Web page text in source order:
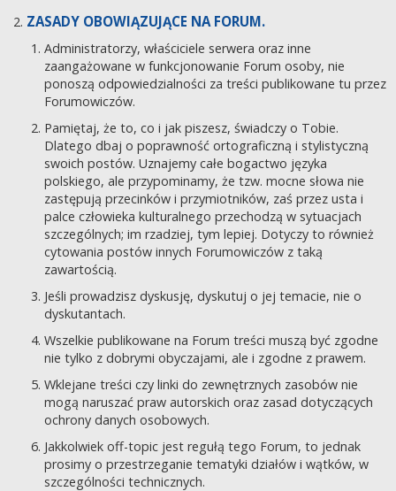
ZASADY OBOWIĄZUJĄCE NA FORUM.
Administratorzy, właściciele serwera oraz inne
zaangażowane w funkcjonowanie Forum osoby, nie
ponoszą odpowiedzialności za treści publikowane tu przez
Forumowiczów.
Pamiętaj, że to, co i jak piszesz, świadczy o Tobie.
Dlatego dbaj o poprawność ortograficzną i stylistyczną
swoich postów. Uznajemy całe bogactwo języka
polskiego, ale przypominamy, że tzw. mocne słowa nie
zastępują przecinków i przymiotników, zaś przez usta i
palce człowieka kulturalnego przechodzą w sytuacjach
szczególnych; im rzadziej, tym lepiej. Dotyczy to również
cytowania postów innych Forumowiczów z taką
zawartością.
Jeśli prowadzisz dyskusję, dyskutuj o jej temacie, nie o
dyskutantach.
Wszelkie publikowane na Forum treści muszą być zgodne
nie tylko z dobrymi obyczajami, ale i zgodne z prawem.
Wklejane treści czy linki do zewnętrznych zasobów nie
mogą naruszać praw autorskich oraz zasad dotyczących
ochrony danych osobowych.
Jakkolwiek off-topic jest regułą tego Forum, to jednak
prosimy o przestrzeganie tematyki działów i wątków, w
szczególności technicznych.